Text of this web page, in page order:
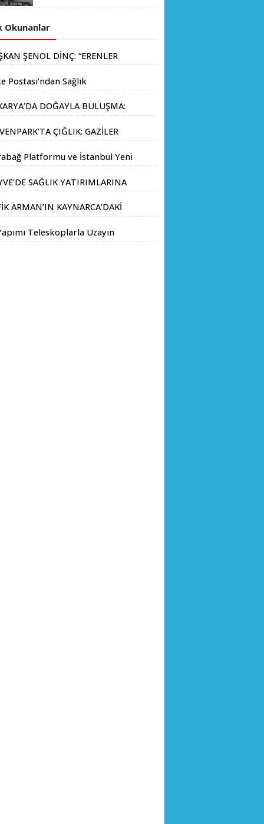
BAŞLADI!
Okunanlar
ŞENOL DİNÇ: “ERENLER
Postası’ndan Sağlık
DOĞAYLA BULUŞMA:
ÖRNEK "AİLE KAMPI"
ÇIĞLIK: GAZİLER
Platformu ve İstanbul Yeni
İş Birliği Memorandumu
SAĞLIK YATIRIMLARINA
DR. KAYHAN ÖZDEMİR VE
HEYETİ YERİNDE
ARMAN’IN KAYNARCA’DAKİ
Teleskoplarla Uzayın